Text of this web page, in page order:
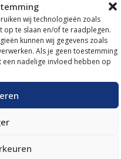
wij technologieën zoals
te slaan en/of te raadplegen.
kunnen wij gegevens zoals
Als je geen toestemming
nadelige invloed hebben op